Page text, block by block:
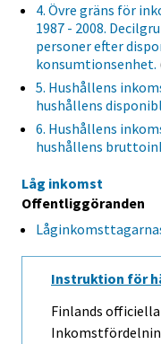
4. Övre gräns för
1987 - 2008.
personer efter
konsumtionsenhet.
5. Hushållens
hushållens
6. Hushållens
hushållens
Låg inkomst
Offentliggöranden
Instruktion för
Finlands